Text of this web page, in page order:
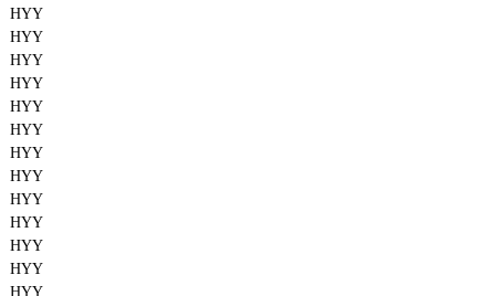
HYY
HYY
HYY
HYY
HYY
HYY
HYY
HYY
HYY
HYY
HYY
HYY
HYY